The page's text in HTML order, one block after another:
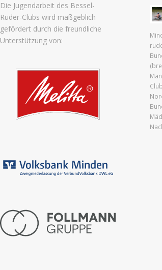
Die Jugendarbeit des Bessel-
Ruder-Clubs wird maßgeblich
gefördert durch die freundliche
Unterstützung von: